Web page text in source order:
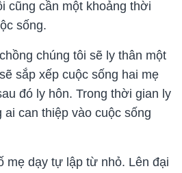
cũng cần một khoảng thời
sống.
chúng tôi sẽ ly thân một
sắp xếp cuộc sống hai mẹ
đó ly hôn. Trong thời gian ly
ai can thiệp vào cuộc sống
mẹ dạy tự lập từ nhỏ. Lên đại